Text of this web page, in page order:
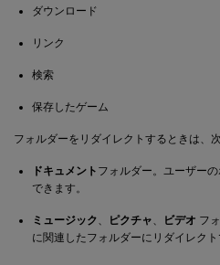
ダウンロード
リンク
検索
保存したゲーム
フォルダーをリダイレクトするときは、
ドキュメント フォルダー。ユーザー
できます。
ミュージック ピクチャ ビデオ フ
に関連したフォルダーにリダイレクト